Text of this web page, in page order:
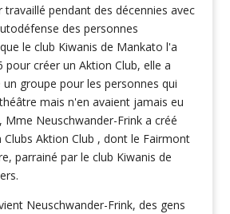
travaillé pendant des décennies avec
des personnes
le club Kiwanis de Mankato l'a
pour créer un Aktion Club, elle a
groupe pour les personnes qui
mais n'en avaient jamais eu
Mme Neuschwander-Frink a créé
Aktion Club , dont le Fairmont
parrainé par le club Kiwanis de
Neuschwander-Frink, des gens